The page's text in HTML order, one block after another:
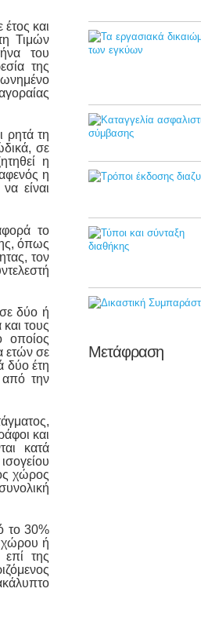
και
Τιμών
του
της
ρητά τη
σε
η
η
είναι
το
όπως
τον
δύο ή
τους
οποίος
ετών σε
δύο έτη
από την
και
κατά
χώρος
το 30%
χώρου ή
της
Μετάφραση